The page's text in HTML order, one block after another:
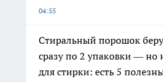
04:55
Стиральный порошок беру
сразу по 2 упаковки — но
для стирки: есть 5